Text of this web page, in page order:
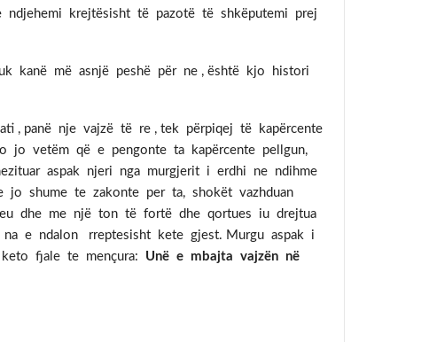
ndjehemi krejtësisht të pazotë të shkëputemi prej
kanë më asnjë peshë për ne , është kjo histori
, panë nje vajzë të re , tek përpiqej të kapërcente
jo vetëm që e pengonte ta kapërcente pellgun,
aspak njeri nga murgjerit i erdhi ne ndihme
jo shume te zakonte per ta, shokët vazhduan
dhe me një ton të fortë dhe qortues iu drejtua
e ndalon rreptesisht kete gjest. Murgu aspak i
fjale te mençura: Unë e mbajta vajzën në